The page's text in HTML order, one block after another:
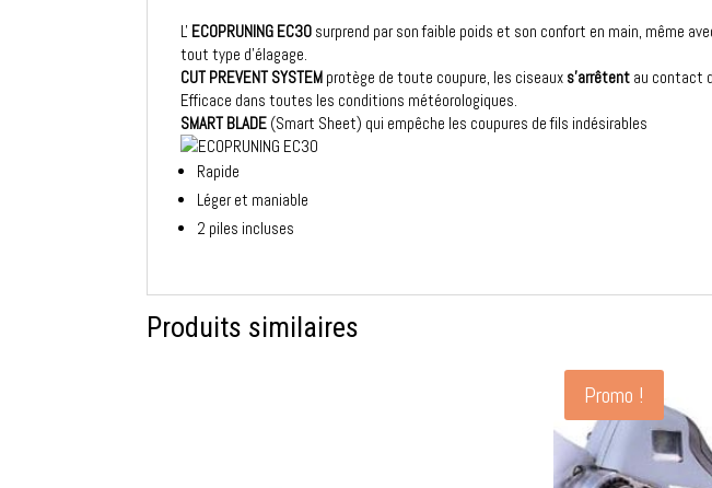
L' ECOPRUNING EC30 surprend par son faible poids et son confort en main, même
tout type d'élagage.
CUT PREVENT SYSTEM protège de toute coupure, les ciseaux s'arrêtent au contact
Efficace dans toutes les conditions météorologiques.
SMART BLADE (Smart Sheet) qui empêche les coupures de fils indésirables
Rapide
Léger et maniable
2 piles incluses
Produits similaires
Promo !